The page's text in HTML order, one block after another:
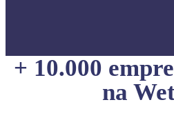
+ 10.000
na